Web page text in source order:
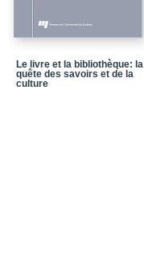
Le livre et la bibliothèque: la
quête des savoirs et de la
culture